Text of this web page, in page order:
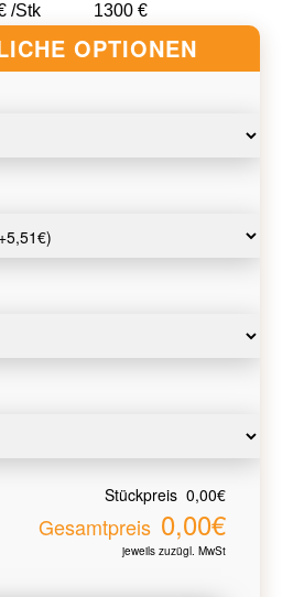
/Stk 1300 €
OPTIONEN
Stückpreis 0,00€
Gesamtpreis 0,00€
jeweils zuzügl. MwSt